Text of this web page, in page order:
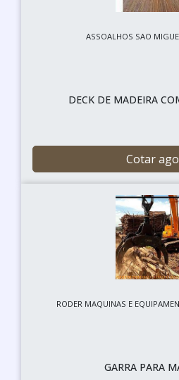
ASSOALHOS SAO
DECK DE MADEIRA
Cotar
RODER MAQUINAS E
GARRA PARA